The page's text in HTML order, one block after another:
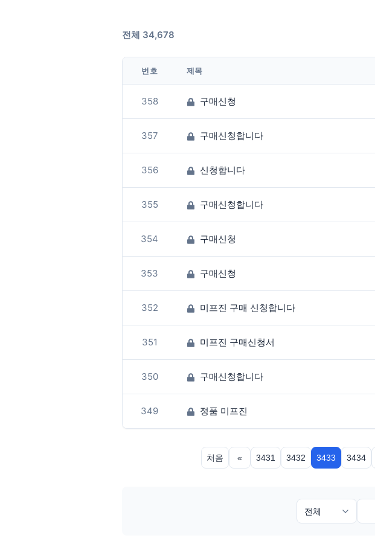
전체 34,678
번호 제목
358 구매신청
357 구매신청합니다
356 신청합니다
355 구매신청합니다
354 구매신청
353 구매신청
352 미프진 구매 신청합니다
351 미프진 구매신청서
350 구매신청합니다
349 정품 미프진
처음 « 3431 3432 3433 3434